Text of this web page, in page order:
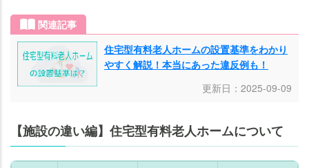
関連記事
住宅型有料老人ホームの設置基準をわかり
やすく解説！本当にあった違反例も！
更新日：2025-09-09
【施設の違い編】住宅型有料老人ホームについて